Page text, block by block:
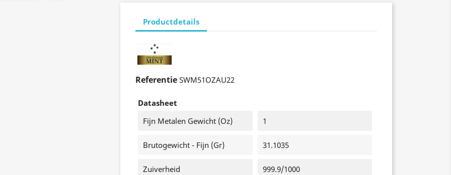
Productdetails
Referentie SWM51OZAU22
Datasheet
Fijn Metalen Gewicht (oz)
1
Brutogewicht - Fijn (gr) 31.1035
Zuiverheid 999.9/1000